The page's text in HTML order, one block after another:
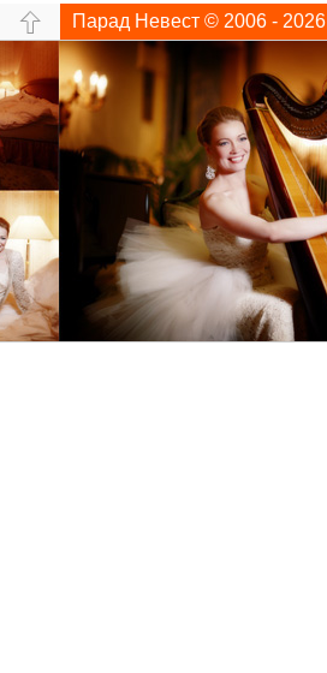
Парад Невест © 2006 - 2026